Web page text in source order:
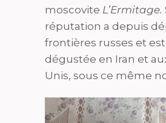
moscovite L’Ermitage.
réputation a depuis
frontières russes et
dégustée en Iran et
Unis, sous ce même